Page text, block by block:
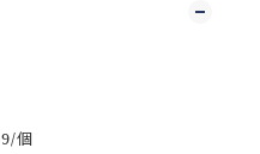
個